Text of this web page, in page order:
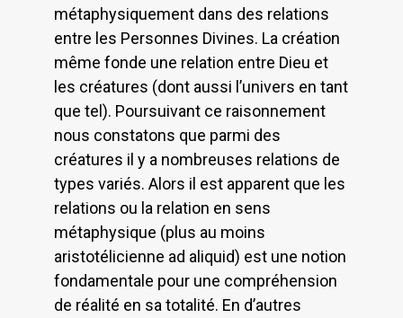
métaphysiquement dans des relations
entre les Personnes Divines. La création
même fonde une relation entre Dieu et
les créatures (dont aussi l’univers en tant
que tel). Poursuivant ce raisonnement
nous constatons que parmi des
créatures il y a nombreuses relations de
types variés. Alors il est apparent que les
relations ou la relation en sens
métaphysique (plus au moins
aristotélicienne ad aliquid) est une notion
fondamentale pour une compréhension
de réalité en sa totalité. En d’autres